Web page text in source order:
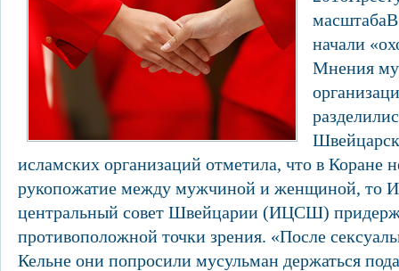
начали
Мнения
исламских организаций отметила, что в Коране
рукопожатие между мужчиной и женщиной, то
центральный совет Швейцарии (ИЦСШ)
противоположной точки зрения. «После
Кельне они попросили мусульман держаться